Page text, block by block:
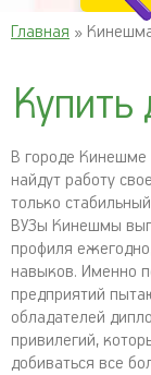
Главная »
В городе Кинешме
найдут работу
только
ВУЗы Кинешмы
профиля
навыков. Именно
предприятий
обладателей
привилегий,
добиваться все